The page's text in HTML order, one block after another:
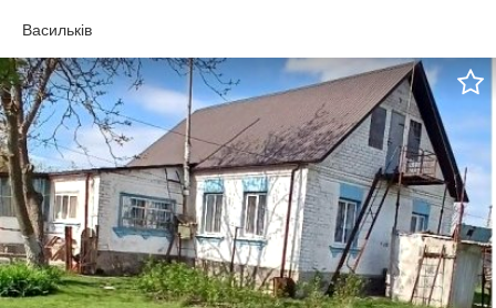
будівництво будинку. Переваги: • поруч побудовані та заселені
дорога • спокійний дачний масив • 100 м від вул. Комінтерна •
зручний доїзд до Києва Ділянка хороша, правильної форми,
готова до забудови. Документи: право власності (спадщина),
кадастровий номер присвоєний — готова до продажу. Ціна: 215
320.77 грн (торг) Телефонуйте, або пишіть на вайбер, телеграм
(Incognito_Fan)— домовимось про перегляд.
Васильків